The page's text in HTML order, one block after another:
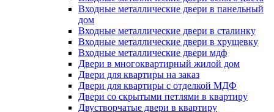
Входные металлические двери в панельный
дом
Входные металлические двери в сталинку
Входные металлические двери в хрущевку
Входные металлические двери мдф
Двери в многоквартирный жилой дом
Двери для квартиры на заказ
Двери для квартиры с отделкой МДФ
Двери со скрытыми петлями в квартиру
Двустворчатые двери в квартиру